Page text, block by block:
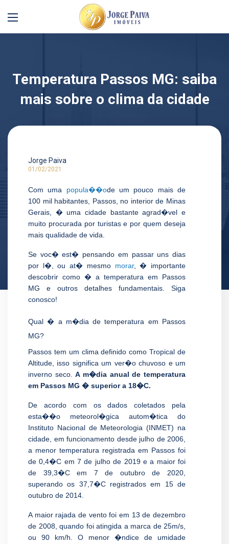
Temperatura Passos MG: saiba
mais sobre o clima da cidade
Jorge Paiva
01/02/2021
Com uma popula��ode um pouco mais de
100 mil habitantes, Passos, no interior de Minas
Gerais, � uma cidade bastante agrad�vel e
muito procurada por turistas e por quem deseja
mais qualidade de vida.
Se voc� est� pensando em passar uns dias
por l�, ou at� mesmo morar, � importante
descobrir como � a temperatura em Passos
MG e outros detalhes fundamentais. Siga
conosco!
Qual � a m�dia de temperatura em Passos
MG?
Passos tem um clima definido como Tropical de
Altitude, isso significa um ver�o chuvoso e um
inverno seco.A m�dia anual de temperatura
em Passos MG � superior a 18�C.
De acordo com os dados coletados pela
esta��o meteorol�gica autom�tica do
Instituto Nacional de Meteorologia (INMET) na
cidade, em funcionamento desde julho de 2006,
a menor temperatura registrada em Passos foi
de 0,4�C em 7 de julho de 2019 e a maior foi
de 39,3�C em 7 de outubro de 2020,
superando os 37,7�C registrados em 15 de
outubro de 2014.
A maior rajada de vento foi em 13 de dezembro
de 2008, quando foi atingida a marca de 25m/s,
ou 90 km/h. O menor �ndice de umidade